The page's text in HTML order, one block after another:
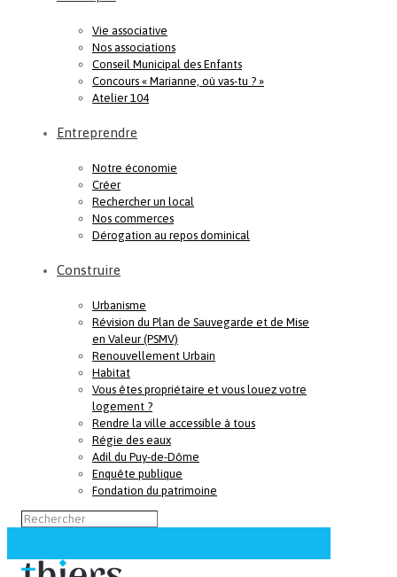
Vie associative
Nos associations
Conseil Municipal des Enfants
Concours « Marianne, où vas-tu ? »
Atelier 104
Entreprendre
Notre économie
Créer
Rechercher un local
Nos commerces
Dérogation au repos dominical
Construire
Urbanisme
Révision du Plan de Sauvegarde et de Mise
en Valeur (PSMV)
Renouvellement Urbain
Habitat
Vous êtes propriétaire et vous louez votre
logement ?
Rendre la ville accessible à tous
Régie des eaux
Adil du Puy-de-Dôme
Enquête publique
Fondation du patrimoine